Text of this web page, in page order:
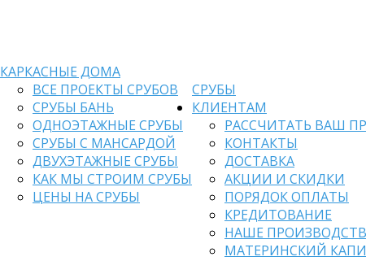
КАРКАСНЫЕ ДОМА
СРУБЫ
ВСЕ ПРОЕКТЫ СРУБОВ
СРУБЫ БАНЬ
ОДНОЭТАЖНЫЕ СРУБЫ
СРУБЫ С МАНСАРДОЙ
ДВУХЭТАЖНЫЕ СРУБЫ
КАК МЫ СТРОИМ СРУБЫ
ЦЕНЫ НА СРУБЫ
КЛИЕНТАМ
РАССЧИТАТЬ ВАШ
КОНТАКТЫ
ДОСТАВКА
АКЦИИ И СКИДКИ
ПОРЯДОК ОПЛАТЫ
КРЕДИТОВАНИЕ
НАШЕ
МАТЕРИНСКИЙ